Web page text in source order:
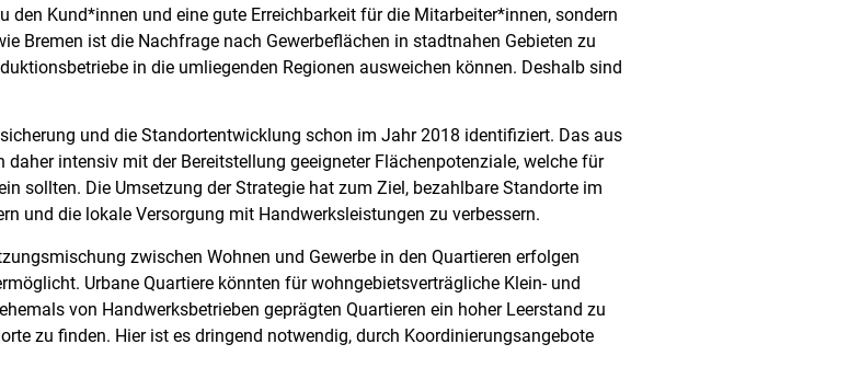
Kund*innen und eine gute Erreichbarkeit für die Mitarbeiter*innen, sondern
Bremen ist die Nachfrage nach Gewerbeflächen in stadtnahen Gebieten zu
in die umliegenden Regionen ausweichen können. Deshalb sind
und die Standortentwicklung schon im Jahr 2018 identifiziert. Das aus
intensiv mit der Bereitstellung geeigneter Flächenpotenziale, welche für
sollten. Die Umsetzung der Strategie hat zum Ziel, bezahlbare Standorte im
und die lokale Versorgung mit Handwerksleistungen zu verbessern.
zwischen Wohnen und Gewerbe in den Quartieren erfolgen
Urbane Quartiere könnten für wohngebietsverträgliche Klein- und
von Handwerksbetrieben geprägten Quartieren ein hoher Leerstand zu
zu finden. Hier ist es dringend notwendig, durch Koordinierungsangebote